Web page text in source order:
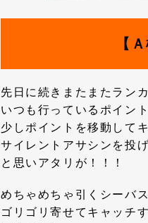
【
先日に続きまたまたラン
いつも行っているポイン
少しポイントを移動して
サイレントアサシンを投
と思いアタリが！！！
めちゃめちゃ引くシーバス
ゴリゴリ寄せてキャッチ